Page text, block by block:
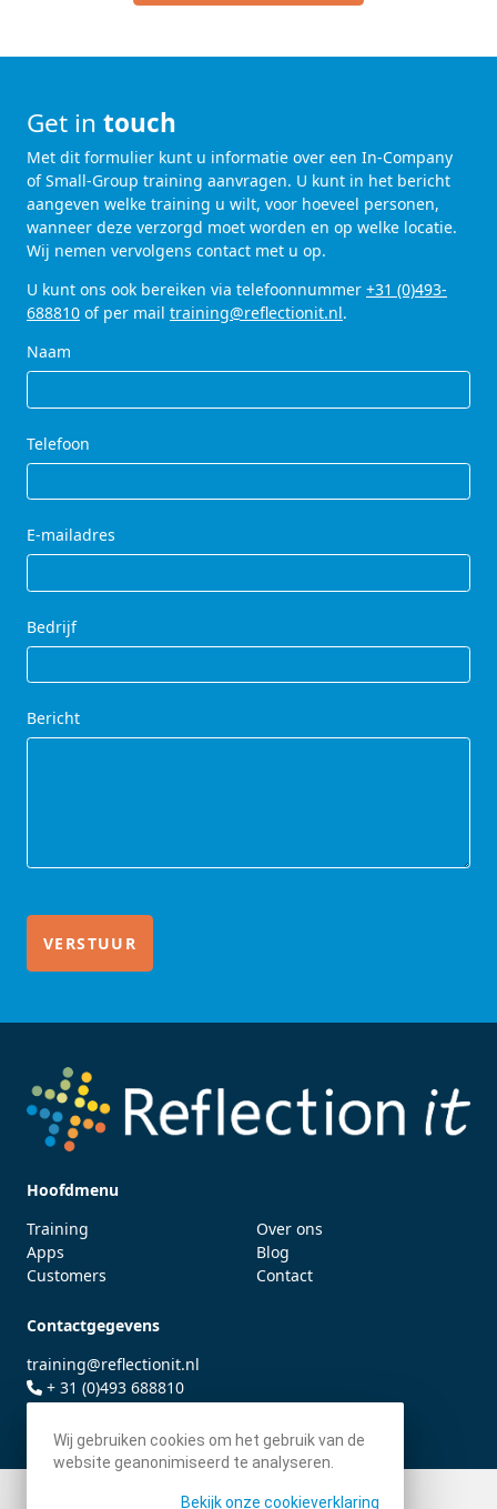
Get in touch
Met dit formulier kunt u informatie over een In-Company
of Small-Group training aanvragen. U kunt in het bericht
aangeven welke training u wilt, voor hoeveel personen,
wanneer deze verzorgd moet worden en op welke locatie.
Wij nemen vervolgens contact met u op.
U kunt ons ook bereiken via telefoonnummer +31 (0)493-
688810 of per mail training@reflectionit.nl.
Naam
Telefoon
E-mailadres
Bedrijf
Bericht
Wij gebruiken cookies om het gebruik van de
website geanonimiseerd te analyseren.
Bekijk onze cookieverklaring
Hoofdmenu
Training
Apps
Customers
Over ons
Blog
Contact
Contactgegevens
training@reflectionit.nl
+ 31 (0)493 688810